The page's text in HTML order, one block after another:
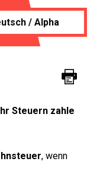
/ Alpha
Steuern zahle
, wenn